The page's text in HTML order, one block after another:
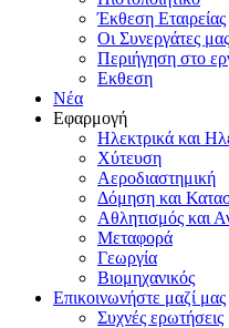
Έκθεση Εταιρείας
Οι Συνεργάτες μας
Περιήγηση στο
Εκθεση
Νέα
Εφαρμογή
Ηλεκτρικά και
Χύτευση
Αεροδιαστημική
Δόμηση και
Αθλητισμός και
Μεταφορά
Γεωργία
Βιομηχανικός
Επικοινωνήστε μαζί μας
Συχνές ερωτήσεις